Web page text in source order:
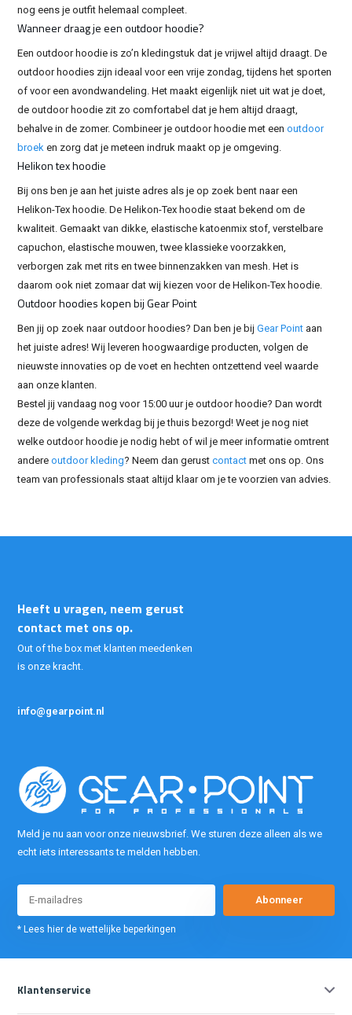
nog eens je outfit helemaal compleet.
Wanneer draag je een outdoor hoodie?
Een outdoor hoodie is zo’n kledingstuk dat je vrijwel altijd draagt. De
outdoor hoodies zijn ideaal voor een vrije zondag, tijdens het sporten
of voor een avondwandeling. Het maakt eigenlijk niet uit wat je doet,
de outdoor hoodie zit zo comfortabel dat je hem altijd draagt,
behalve in de zomer. Combineer je outdoor hoodie met eenoutdoor
broek en zorg dat je meteen indruk maakt op je omgeving.
Helikon tex hoodie
Bij ons ben je aan het juiste adres als je op zoek bent naar een
Helikon-Tex hoodie. De Helikon-Tex hoodie staat bekend om de
kwaliteit. Gemaakt van dikke, elastische katoenmix stof, verstelbare
capuchon, elastische mouwen, twee klassieke voorzakken,
verborgen zak met rits en twee binnenzakken van mesh. Het is
daarom ook niet zomaar dat wij kiezen voor de Helikon-Tex hoodie.
Outdoor hoodies kopen bij Gear Point
Ben jij op zoek naar outdoor hoodies? Dan ben je bijGear Point aan
het juiste adres! Wij leveren hoogwaardige producten, volgen de
nieuwste innovaties op de voet en hechten ontzettend veel waarde
aan onze klanten.
Bestel jij vandaag nog voor 15:00 uur je outdoor hoodie? Dan wordt
deze de volgende werkdag bij je thuis bezorgd! Weet je nog niet
welke outdoor hoodie je nodig hebt of wil je meer informatie omtrent
andereoutdoor kleding? Neem dan gerustcontact met ons op. Ons
team van professionals staat altijd klaar om je te voorzien van advies.
Heeft u vragen, neem gerust
contact met ons op.
Out of the box met klanten meedenken
is onze kracht.
info@gearpoint.nl
Meld je nu aan voor onze nieuwsbrief. We sturen deze alleen als we
echt iets interessants te melden hebben.
Abonneer
* Lees hier de wettelijke beperkingen
Klantenservice